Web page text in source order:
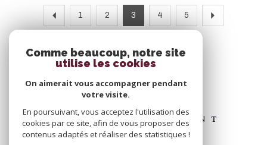
1 2 3 4 5
Mais aussi
NOUS AVONS ÉGALEMENT
DES BIENS À VOUS
PROPOSER
Comme beaucoup, notre site
utilise les cookies
On aimerait vous accompagner pendant
votre visite.
En poursuivant, vous acceptez l'utilisation des
cookies par ce site, afin de vous proposer des
contenus adaptés et réaliser des statistiques !